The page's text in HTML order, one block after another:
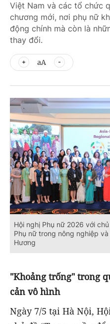
Việt Nam và các tổ chức
chương mới, nơi phụ nữ
động chính mà còn là
thay đổi.
aA
Hội nghị Phụ nữ 2026 với
Phụ nữ trong nông nghiệp
Hương
"Khoảng trống" trong
cản vô hình
Ngày 7/5 tại Hà Nội,